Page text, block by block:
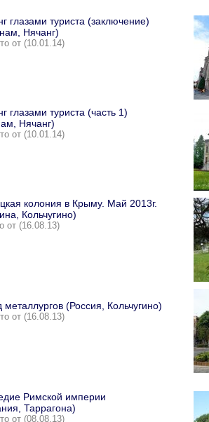
глазами туриста (заключение)
Нячанг)
от (10.01.14)
глазами туриста (часть 1)
Нячанг)
от (10.01.14)
колония в Крыму. Май 2013г.
Кольчугино)
от (16.08.13)
металлургов (Россия, Кольчугино)
от (16.08.13)
Римской империи
Таррагона)
от (08.08.13)